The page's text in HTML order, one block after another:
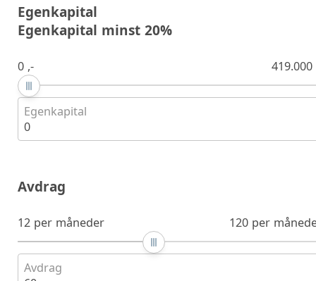
Egenkapital
Egenkapital minst 20%
0 ,- 419.000
Egenkapital
0
Avdrag
12 per måneder 120 per
Avdrag